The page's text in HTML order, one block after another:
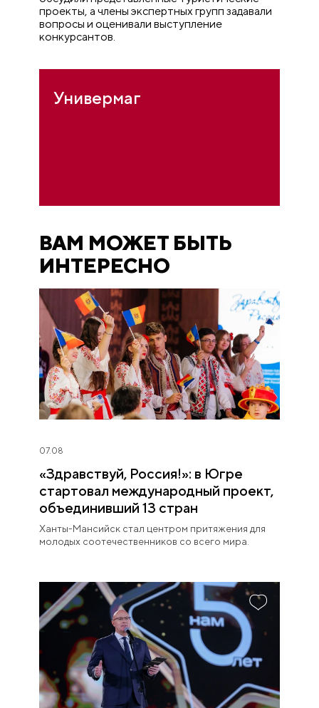
проекты, а члены экспертных групп задавали
вопросы и оценивали выступление
конкурсантов.
Универмаг
ВАМ МОЖЕТ БЫТЬ
ИНТЕРЕСНО
07.08
«Здравствуй, Россия!»: в Югре
стартовал международный проект,
объединивший 13 стран
Ханты-Мансийск стал центром притяжения для
молодых соотечественников со всего мира.